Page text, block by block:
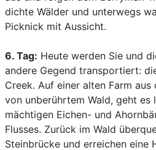
dichte Wälder und unterwegs
Picknick mit Aussicht.
6. Tag: Heute werden Sie und
andere Gegend transportiert:
Creek. Auf einer alten Farm aus
von unberührtem Wald, geht es
mächtigen Eichen- und
Flusses. Zurück im Wald
Steinbrücke und erreichen eine